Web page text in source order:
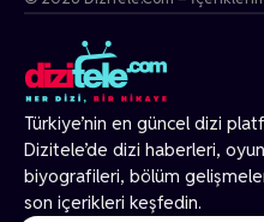
Türkiye’nin en güncel dizi
Dizitele’de dizi haberleri,
biyografileri, bölüm
son içerikleri keşfedin.